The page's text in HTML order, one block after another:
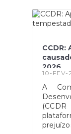
da
CCDR:
2026
10-FEV-
A